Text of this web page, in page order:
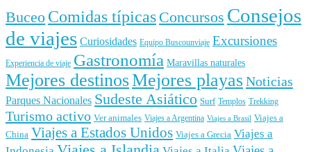
Buceo Comidas típicas Concursos Consejos
de viajes Curiosidades Equipo Buscounviaje Excursiones
Experiencia de viaje Gastronomía Maravillas naturales
Mejores destinosMejores playasNoticias
Parques Nacionales Sudeste Asiático Surf Templos Trekking
Turismo activo Ver animales Viajes a Argentina Viajes a Brasil Viajes a
China Viajes a Estados Unidos Viajes a Grecia Viajes a